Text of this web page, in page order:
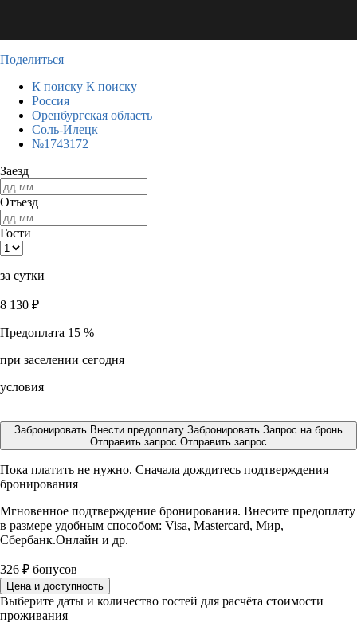
Поделиться
К поиску К поиску
Россия
Оренбургская область
Соль-Илецк
№1743172
Заезд
Отъезд
Гости
за сутки
8 130 ₽
Предоплата 15 %
при заселении сегодня
условия
Забронировать Внести предоплату Забронировать Запрос на бронь
Отправить запрос Отправить запрос
Пока платить не нужно. Сначала дождитесь подтверждения
бронирования
Мгновенное подтверждение бронирования. Внесите предоплату
в размере удобным способом: Visa, Mastercard, Мир,
Сбербанк.Онлайн и др.
326 ₽ бонусов
Цена и доступность
Выберите даты и количество гостей для расчёта стоимости
проживания